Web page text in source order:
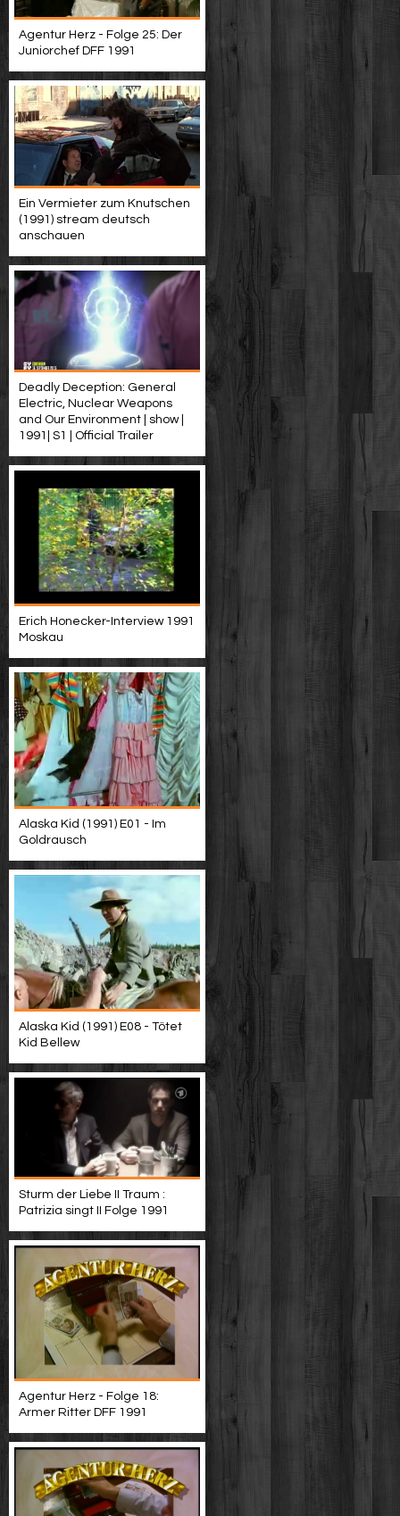
Agentur Herz - Folge 25: Der
Juniorchef DFF 1991
Ein Vermieter zum Knutschen
(1991) stream deutsch
anschauen
Deadly Deception: General
Electric, Nuclear Weapons
and Our Environment | show |
1991| S1 | Official Trailer
Erich Honecker-Interview 1991
Moskau
Alaska Kid (1991) E01 - Im
Goldrausch
Alaska Kid (1991) E08 - Tötet
Kid Bellew
Sturm der Liebe II Traum :
Patrizia singt II Folge 1991
Agentur Herz - Folge 18:
Armer Ritter DFF 1991